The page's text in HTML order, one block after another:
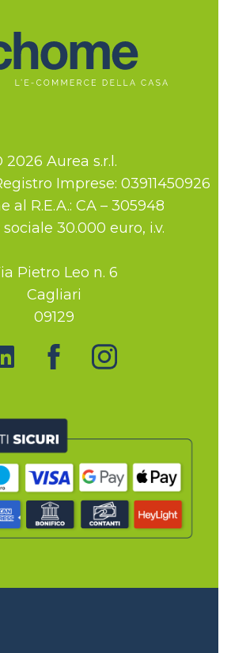
2026 Aurea s.r.l.
Imprese: 03911450926
al R.E.A.: CA – 305948
30.000 euro, i.v.
Pietro Leo n. 6
Cagliari
09129